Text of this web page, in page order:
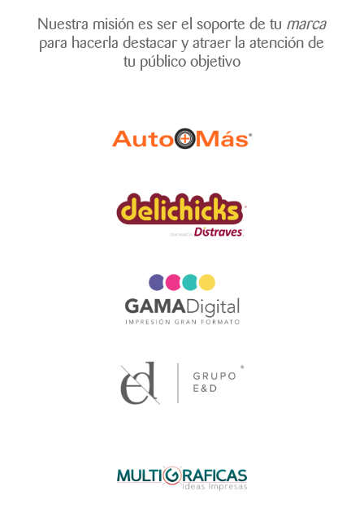
Nuestra misión es ser el soporte de tu marca
para hacerla destacar y atraer la atención de
tu público objetivo